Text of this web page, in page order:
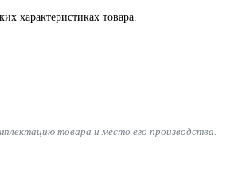
характеристиках товара.
товара и место его производства.